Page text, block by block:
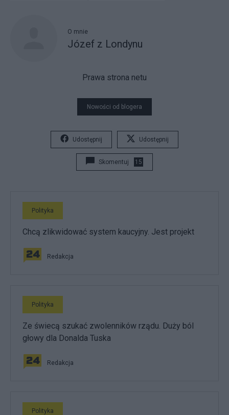
O mnie
Józef z Londynu
Prawa strona netu
Nowości od blogera
Udostępnij Udostępnij
Skomentuj 15
Polityka
Chcą zlikwidować system kaucyjny. Jest projekt
Redakcja
Polityka
Ze świecą szukać zwolenników rządu. Duży ból
głowy dla Donalda Tuska
Redakcja
Polityka